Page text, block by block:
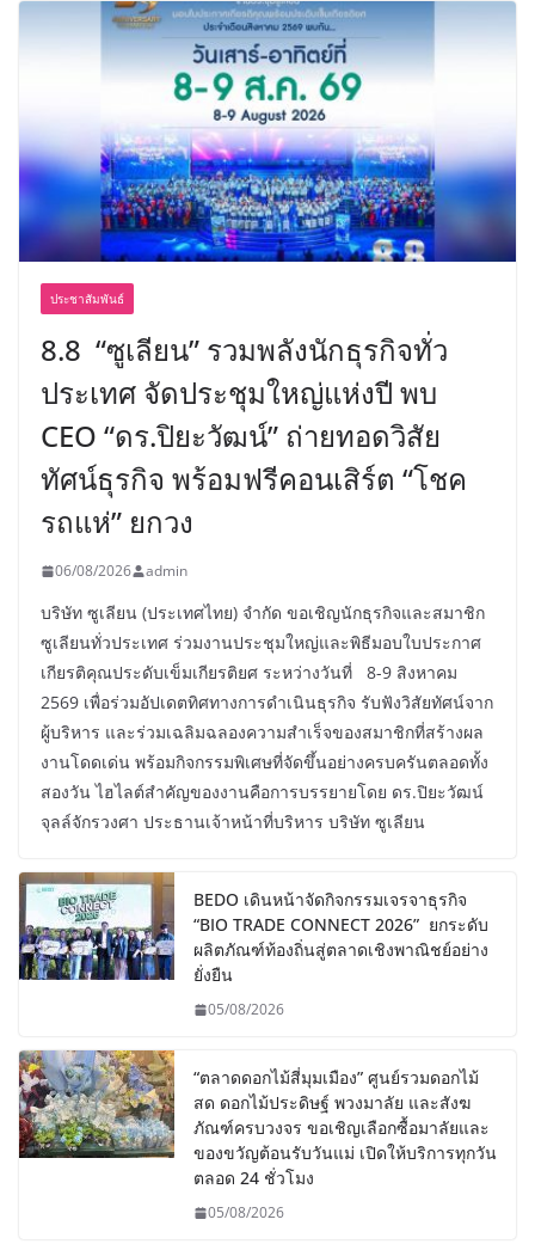
ประชาสัมพันธ์
8.8 “ซูเลียน” รวมพลังนักธุรกิจทั่ว
ประเทศ จัดประชุมใหญ่แห่งปี พบ
CEO “ดร.ปิยะวัฒน์” ถ่ายทอดวิสัย
ทัศน์ธุรกิจ พร้อมฟรีคอนเสิร์ต “โชค
รถแห่” ยกวง
06/08/2026 admin
บริษัท ซูเลียน (ประเทศไทย) จำกัด ขอเชิญนักธุรกิจและสมาชิก
ซูเลียนทั่วประเทศ ร่วมงานประชุมใหญ่และพิธีมอบใบประกาศ
เกียรติคุณประดับเข็มเกียรติยศ ระหว่างวันที่ 8-9 สิงหาคม
2569 เพื่อร่วมอัปเดตทิศทางการดำเนินธุรกิจ รับฟังวิสัยทัศน์จาก
ผู้บริหาร และร่วมเฉลิมฉลองความสำเร็จของสมาชิกที่สร้างผล
งานโดดเด่น พร้อมกิจกรรมพิเศษที่จัดขึ้นอย่างครบครันตลอดทั้ง
สองวัน ไฮไลต์สำคัญของงานคือการบรรยายโดย ดร.ปิยะวัฒน์
จุลล์จักรวงศา ประธานเจ้าหน้าที่บริหาร บริษัท ซูเลียน
BEDO เดินหน้าจัดกิจกรรมเจรจาธุรกิจ
“BIO TRADE CONNECT 2026” ยกระดับ
ผลิตภัณฑ์ท้องถิ่นสู่ตลาดเชิงพาณิชย์อย่าง
ยั่งยืน
05/08/2026
“ตลาดดอกไม้สี่มุมเมือง” ศูนย์รวมดอกไม้
สด ดอกไม้ประดิษฐ์ พวงมาลัย และสังฆ
ภัณฑ์ครบวงจร ขอเชิญเลือกซื้อมาลัยและ
ของขวัญต้อนรับวันแม่ เปิดให้บริการทุกวัน
ตลอด 24 ชั่วโมง
05/08/2026